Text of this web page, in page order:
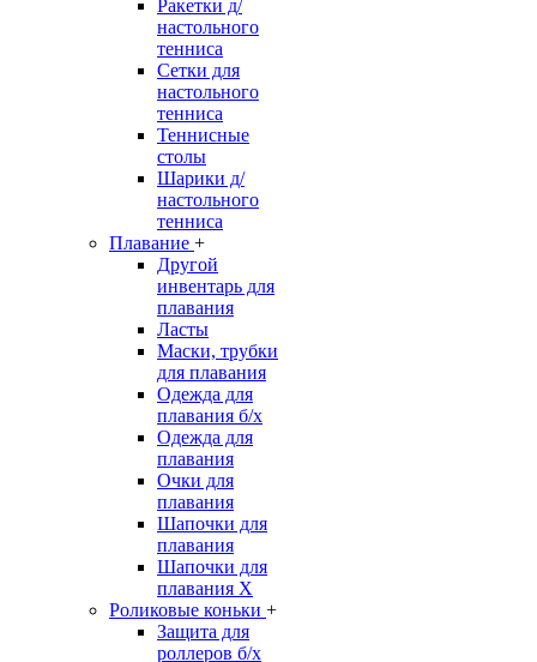
Ракетки д/
настольного
тенниса
Сетки для
настольного
тенниса
Теннисные
столы
Шарики д/
настольного
тенниса
Плавание +
Другой
инвентарь для
плавания
Ласты
Маски, трубки
для плавания
Одежда для
плавания б/х
Одежда для
плавания
Очки для
плавания
Шапочки для
плавания
Шапочки для
плавания Х
Роликовые коньки +
Защита для
роллеров б/х